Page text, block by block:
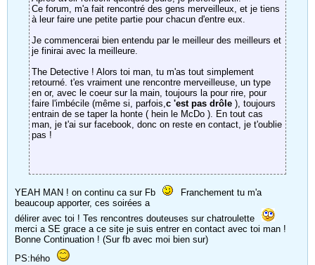
Ce forum, m'a fait rencontré des gens merveilleux, et je tiens
à leur faire une petite partie pour chacun d'entre eux.
Je commencerai bien entendu par le meilleur des meilleurs et
je finirai avec la meilleure.
The Detective ! Alors toi man, tu m'as tout simplement
retourné. t'es vraiment une rencontre merveilleuse, un type
en or, avec le coeur sur la main, toujours la pour rire, pour
faire l'imbécile (même si, parfois,c 'est pas drôle ), toujours
entrain de se taper la honte ( hein le McDo ). En tout cas
man, je t'ai sur facebook, donc on reste en contact, je t'oublie
pas !
YEAH MAN ! on continu ca sur Fb
Franchement tu m'a
beaucoup apporter, ces soirées a
délirer avec toi ! Tes rencontres douteuses sur chatroulette
merci a SE grace a ce site je suis entrer en contact avec toi man !
Bonne Continuation ! (Sur fb avec moi bien sur)
PS:hého